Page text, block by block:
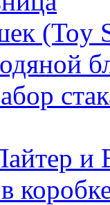
(Toy
в